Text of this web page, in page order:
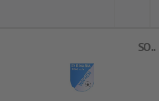
- -
SO..